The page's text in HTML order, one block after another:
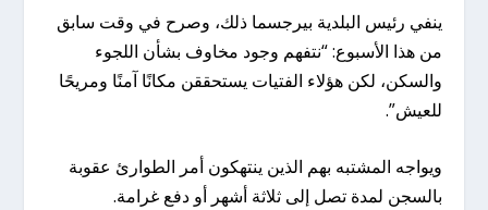
ينفي رئيس البلدية بيرجسما ذلك، وصرح في وقت سابق
من هذا الأسبوع: “نتفهم وجود مخاوف بشأن اللجوء
والسكن، لكن هؤلاء الفتيات يستحققن مكانًا آمنًا ومريحًا
للعيش”.
ويواجه المشتبه بهم الذين ينتهكون أمر الطوارئ عقوبة
بالسجن لمدة تصل إلى ثلاثة أشهر أو دفع غرامة.